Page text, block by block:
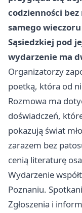
codzienności
samego
Sąsiedzkiej pod
wydarzenie ma
Organizatorzy
poetką, która od
Rozmowa ma
doświadczeń,
pokazują świat
zarazem bez
cenią literaturę
Wydarzenie
Poznaniu.
Zgłoszenia i